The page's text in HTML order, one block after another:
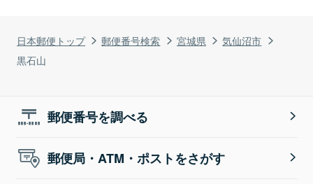
日本郵便トップ 郵便番号検索 宮城県
気仙沼市
黒石山
郵便番号を調べる
郵便局・ATM・ポストをさがす